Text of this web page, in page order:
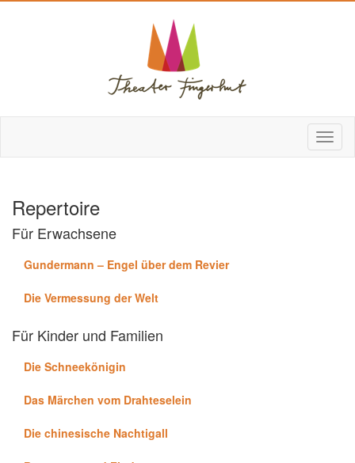
Repertoire
Für Erwachsene
Gundermann – Engel über dem Revier
Die Vermessung der Welt
Für Kinder und Familien
Die Schneekönigin
Das Märchen vom Drahteselein
Die chinesische Nachtigall